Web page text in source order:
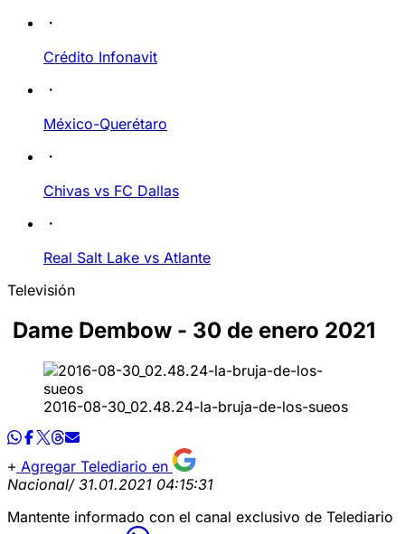
Crédito Infonavit
México-Querétaro
Chivas vs FC Dallas
Real Salt Lake vs Atlante
Televisión
Dame Dembow - 30 de enero 2021
2016-08-30_02.48.24-la-bruja-de-los-sueos
Agregar Telediario en
Nacional/ 31.01.2021 04:15:31
Mantente informado con el canal exclusivo de Telediario